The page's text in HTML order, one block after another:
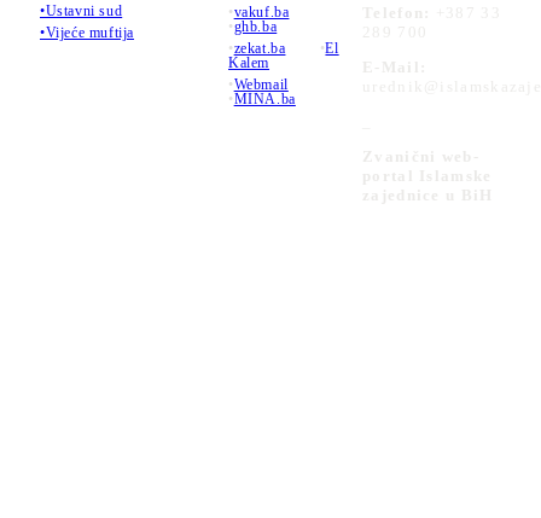
•Ustavni sud
•Vijeće muftija
•vakuf.ba
•ghb.ba
•zekat.ba •El
Kalem
•Webmail
•MINA.ba
Telefon:
+387 33
289 700
E-Mail:
Zvanični web-
portal Islamske
zajednice u BiH